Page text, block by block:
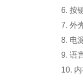
6. 按
7. 外
8. 电
9. 语
10.